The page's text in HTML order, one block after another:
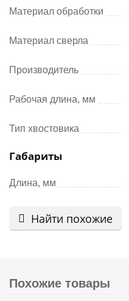
Материал обработки
Материал сверла
Производитель
Рабочая длина, мм
Тип хвостовика
Габариты
Длина, мм
Найти похожие
Похожие товары